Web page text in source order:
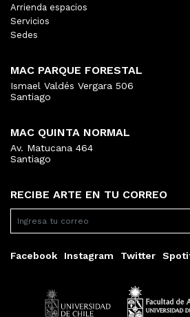
RECIBE ARTE EN TU CORREO
Facebook Instagram Twitter
Arrienda espacios
Servicios
Sedes
MAC PARQUE FORESTAL
Ismael Valdés Vergara 506
Santiago
MAC QUINTA NORMAL
Av. Matucana 464
Santiago